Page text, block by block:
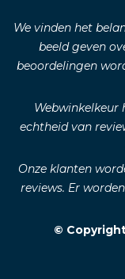
We vinden het
beeld geven
beoordelingen
echtheid van
Onze klanten
reviews. Er
©